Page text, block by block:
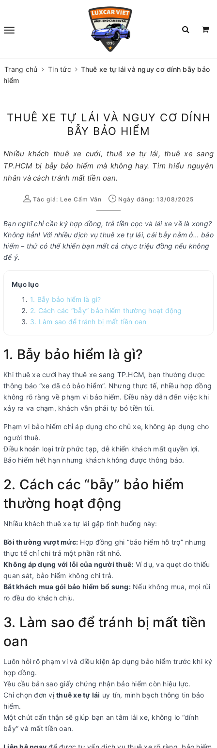
Trang chủ Tin tức
Thuê xe tự lái và nguy cơ dính bẫy bảo
hiểm
THUÊ XE TỰ LÁI VÀ NGUY CƠ DÍNH
BẪY BẢO HIỂM
Nhiều khách thuê xe cưới, thuê xe tự lái, thuê xe sang
TP.HCM bị bẫy bảo hiểm mà không hay. Tìm hiểu nguyên
nhân và cách tránh mất tiền oan.
Tác giả: Lee Cẩm Vân Ngày đăng: 13/08/2025
Bạn nghĩ chỉ cần ký hợp đồng, trả tiền cọc và lái xe về là xong?
Không hẳn! Với nhiều dịch vụ thuê xe tự lái, cái bẫy nằm ở… bảo
hiểm – thứ có thể khiến bạn mất cả chục triệu đồng nếu không
để ý.
Mục lục
1. Bẫy bảo hiểm là gì?
2. Cách các “bẫy” bảo hiểm thường hoạt động
3. Làm sao để tránh bị mất tiền oan
1. Bẫy bảo hiểm là gì?
Khi thuê xe cưới hay thuê xe sang TP.HCM, bạn thường được
thông báo “xe đã có bảo hiểm”. Nhưng thực tế, nhiều hợp đồng
không rõ ràng về phạm vi bảo hiểm. Điều này dẫn đến việc khi
xảy ra va chạm, khách vẫn phải tự bỏ tiền túi.
Phạm vi bảo hiểm chỉ áp dụng cho chủ xe, không áp dụng cho
người thuê.
Điều khoản loại trừ phức tạp, dễ khiến khách mất quyền lợi.
Bảo hiểm hết hạn nhưng khách không được thông báo.
2. Cách các “bẫy” bảo hiểm
thường hoạt động
Nhiều khách thuê xe tự lái gặp tình huống này:
Bồi thường vượt mức: Hợp đồng ghi “bảo hiểm hỗ trợ” nhưng
thực tế chỉ chi trả một phần rất nhỏ.
Không áp dụng với lỗi của người thuê: Ví dụ, va quẹt do thiếu
quan sát, bảo hiểm không chi trả.
Bắt khách mua gói bảo hiểm bổ sung:Nếu không mua, mọi rủi
ro đều do khách chịu.
3. Làm sao để tránh bị mất tiền
oan
Luôn hỏi rõ phạm vi và điều kiện áp dụng bảo hiểm trước khi ký
hợp đồng.
Yêu cầu bản sao giấy chứng nhận bảo hiểm còn hiệu lực.
Chỉ chọn đơn vị thuê xe tự lái uy tín, minh bạch thông tin bảo
hiểm.
Một chút cẩn thận sẽ giúp bạn an tâm lái xe, không lo “dính
bẫy” và mất tiền oan.